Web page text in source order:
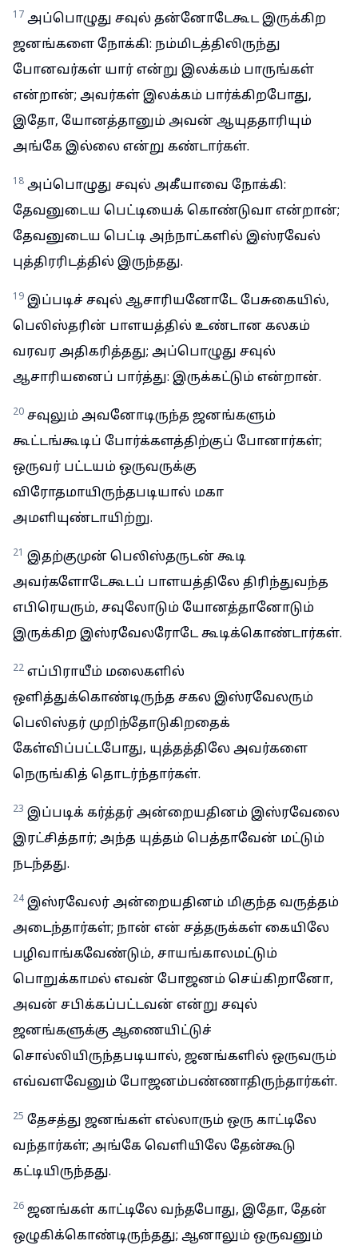
17 அப்பொழுது சவுல் தன்னோடேகூட இருக்கிற
ஜனங்களை நோக்கி: நம்மிடத்திலிருந்து
போனவர்கள் யார் என்று இலக்கம் பாருங்கள்
என்றான்; அவர்கள் இலக்கம் பார்க்கிறபோது,
இதோ, யோனத்தானும் அவன் ஆயுததாரியும்
அங்கே இல்லை என்று கண்டார்கள்.
18 அப்பொழுது சவுல் அகீயாவை நோக்கி:
தேவனுடைய பெட்டியைக் கொண்டுவா என்றான்;
தேவனுடைய பெட்டி அந்நாட்களில் இஸ்ரவேல்
புத்திரரிடத்தில் இருந்தது.
19 இப்படிச் சவுல் ஆசாரியனோடே பேசுகையில்,
பெலிஸ்தரின் பாளயத்தில் உண்டான கலகம்
வரவர அதிகரித்தது; அப்பொழுது சவுல்
ஆசாரியனைப் பார்த்து: இருக்கட்டும் என்றான்.
20 சவுலும் அவனோடிருந்த ஜனங்களும்
கூட்டங்கூடிப் போர்க்களத்திற்குப் போனார்கள்;
ஒருவர் பட்டயம் ஒருவருக்கு
விரோதமாயிருந்தபடியால் மகா
அமளியுண்டாயிற்று.
21 இதற்குமுன் பெலிஸ்தருடன் கூடி
அவர்களோடேகூடப் பாளயத்திலே திரிந்துவந்த
எபிரெயரும், சவுலோடும் யோனத்தானோடும்
இருக்கிற இஸ்ரவேலரோடே கூடிக்கொண்டார்கள்.
22 எப்பிராயீம் மலைகளில்
ஒளித்துக்கொண்டிருந்த சகல இஸ்ரவேலரும்
பெலிஸ்தர் முறிந்தோடுகிறதைக்
கேள்விப்பட்டபோது, யுத்தத்திலே அவர்களை
நெருங்கித் தொடர்ந்தார்கள்.
23 இப்படிக் கர்த்தர் அன்றையதினம் இஸ்ரவேலை
இரட்சித்தார்; அந்த யுத்தம் பெத்தாவேன் மட்டும்
நடந்தது.
24 இஸ்ரவேலர் அன்றையதினம் மிகுந்த வருத்தம்
அடைந்தார்கள்; நான் என் சத்தருக்கள் கையிலே
பழிவாங்கவேண்டும், சாயங்காலமட்டும்
பொறுக்காமல் எவன் போஜனம் செய்கிறானோ,
அவன் சபிக்கப்பட்டவன் என்று சவுல்
ஜனங்களுக்கு ஆணையிட்டுச்
சொல்லியிருந்தபடியால், ஜனங்களில் ஒருவரும்
எவ்வளவேனும் போஜனம்பண்ணாதிருந்தார்கள்.
25 தேசத்து ஜனங்கள் எல்லாரும் ஒரு காட்டிலே
வந்தார்கள்; அங்கே வெளியிலே தேன்கூடு
கட்டியிருந்தது.
26 ஜனங்கள் காட்டிலே வந்தபோது, இதோ, தேன்
ஒழுகிக்கொண்டிருந்தது; ஆனாலும் ஒருவனும்